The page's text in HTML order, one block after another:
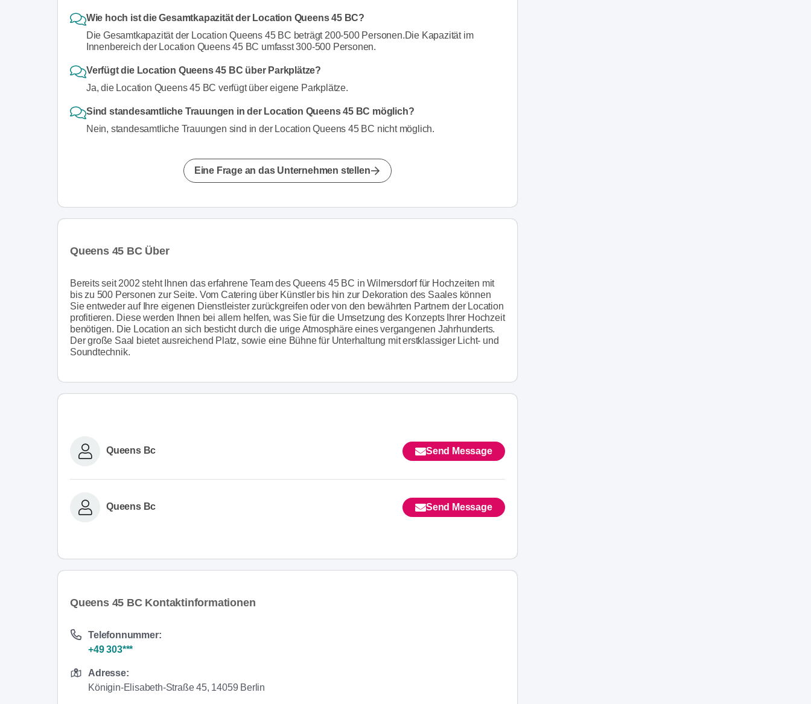
Wie hoch ist die Gesamtkapazität der Location Queens 45 BC?
Die Gesamtkapazität der Location Queens 45 BC beträgt 200-500 Personen.Die Kapazität im
Innenbereich der Location Queens 45 BC umfasst 300-500 Personen.
Verfügt die Location Queens 45 BC über Parkplätze?
Ja, die Location Queens 45 BC verfügt über eigene Parkplätze.
Sind standesamtliche Trauungen in der Location Queens 45 BC möglich?
Nein, standesamtliche Trauungen sind in der Location Queens 45 BC nicht möglich.
Eine Frage an das Unternehmen stellen
Queens 45 BC Über
Bereits seit 2002 steht Ihnen das erfahrene Team des Queens 45 BC in Wilmersdorf für Hochzeiten mit
bis zu 500 Personen zur Seite. Vom Catering über Künstler bis hin zur Dekoration des Saales können
Sie entweder auf Ihre eigenen Dienstleister zurückgreifen oder von den bewährten Partnern der Location
profitieren. Diese werden Ihnen bei allem helfen, was Sie für die Umsetzung des Konzepts Ihrer Hochzeit
benötigen. Die Location an sich besticht durch die urige Atmosphäre eines vergangenen Jahrhunderts.
Der große Saal bietet ausreichend Platz, sowie eine Bühne für Unterhaltung mit erstklassiger Licht- und
Soundtechnik.
Queens Bc Send Message
Queens Bc Send Message
Queens 45 BC Kontaktinformationen
Telefonnummer:
+49 303***
Adresse:
Königin-Elisabeth-Straße 45, 14059 Berlin